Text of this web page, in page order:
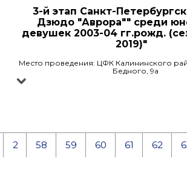
3-й этап Санкт-
Дзюдо "Аврора"" среди
девушек 2003-04 гг.рожд.
2019)"
Место проведения: ЦФК Калининского
Бедного, 9а
2 58 59 60 61 62